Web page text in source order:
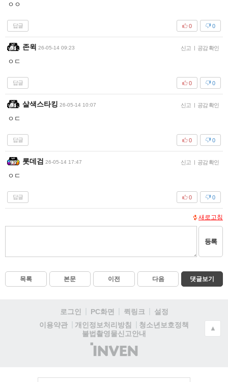
ㅇㅇ
답글 0
0
존윅 26-05-14 09:23 신고 | 공감 확인
ㅇㄷ
답글 0
0
살색스타킹 26-05-14 10:07 신고 | 공감 확인
ㅇㄷ
답글 0
0
롯데검 26-05-14 17:47 신고 | 공감 확인
ㅇㄷ
답글 0
0
새로고침
등록
목록 본문 이전 다음 댓글보기
로그인 PC화면 퀵링크
설정
이용약관
개인정보처리방침
청소년보호정책
불법촬영물신고안내
(주)
인
▲